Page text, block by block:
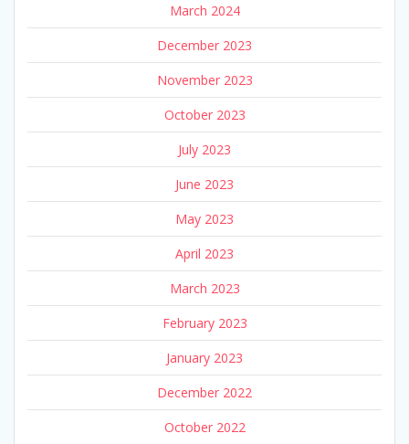
March 2024
December 2023
November 2023
October 2023
July 2023
June 2023
May 2023
April 2023
March 2023
February 2023
January 2023
December 2022
October 2022